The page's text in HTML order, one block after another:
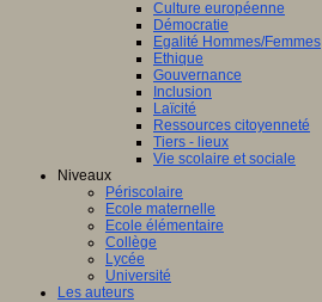
Culture européenne
Démocratie
Egalité Hommes/Femmes
Ethique
Gouvernance
Inclusion
Laïcité
Ressources citoyenneté
Tiers - lieux
Vie scolaire et sociale
Niveaux
Périscolaire
Ecole maternelle
Ecole élémentaire
Collège
Lycée
Université
Les auteurs